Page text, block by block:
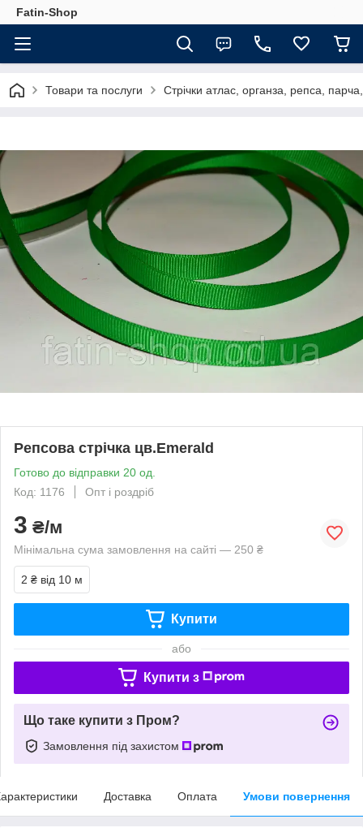
Fatin-Shop
Товари та послуги Стрічки атлас, органза, репса,
Репсова стрічка цв.Emerald
Готово до відправки 20 од.
Код: 1176
Опт і роздріб
3 ₴/м
Мінімальна сума замовлення на сайті — 250 ₴
2 ₴ від 10 м
Купити
або
Купити з
Що таке купити з Пром?
Замовлення під захистом
Доставка Оплата Умови повернення